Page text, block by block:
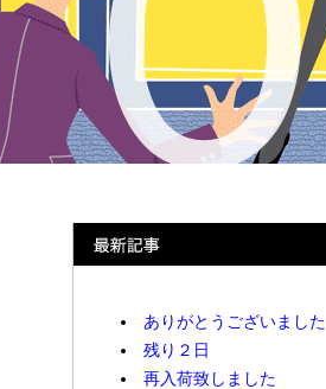
ありがとうございました
残り２日
再入荷致しました